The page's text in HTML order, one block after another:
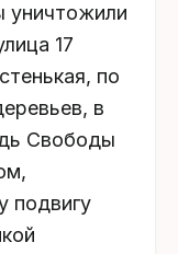
уничтожили
17
по
в
Свободы
подвигу